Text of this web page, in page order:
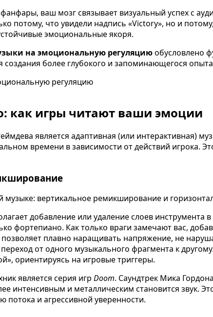
ваш мозг связывает визуальный успех с
потому, что увидели надпись «Victory», но и
эмоциональные якоря.
на эмоциональную регуляциюобусловлено
более глубокого и запоминающегося
как игры читают ваши эмоции
является адаптивная (или интерактивная)
времени в зависимости от действий игрока.
музыке: вертикальное ремикширование и
добавление или удаление слоев
фортепиано. Как только враги замечают вас,
плавно наращивать напряжение, не
от одного музыкального фрагмента к
ориентируясь на игровые триггеры.
является серия игр Doom. Саундтрек Мика
интенсивным и металлическим становится звук.
потока и агрессивной уверенности.